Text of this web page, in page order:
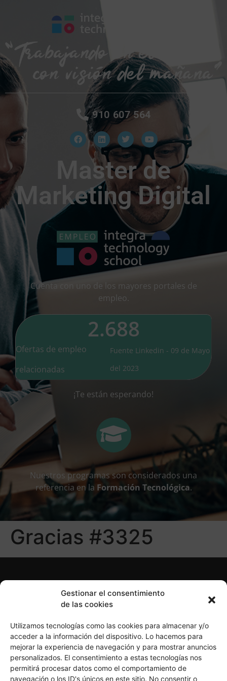
Gestionar el consentimiento
de las cookies
Utilizamos tecnologías como las cookies para almacenar y/o
acceder a la información del dispositivo. Lo hacemos para
mejorar la experiencia de navegación y para mostrar anuncios
personalizados. El consentimiento a estas tecnologías nos
permitirá procesar datos como el comportamiento de
navegación o los ID's únicos en este sitio. No consentir o
910 607 564
Master de
Marketing Digital
Cuenta con uno de los mayores portales de
empleo.
Ofertas de empleo
relacionadas
Fuente Linkedin - 09 de Mayo
del 2023
2.688
¡Te están esperando!
Nuestros programas son considerados una
referencia en la Formación Tecnológica.
Gracias #3325
Política de Privacidad
Política de Cookies
Aviso Legal